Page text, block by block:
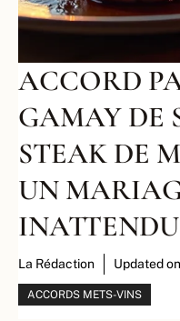
ACCORD
GAMAY DE
STEAK DE
UN
INATTENDU
La Rédaction Updated
ACCORDS METS-VINS